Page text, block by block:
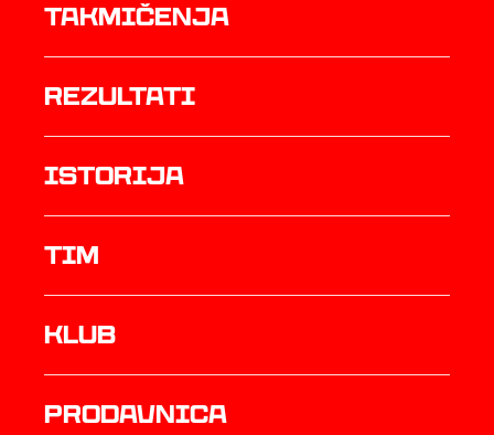
Takmičenja
rezultati
istorija
TIM
Klub
prodavnica